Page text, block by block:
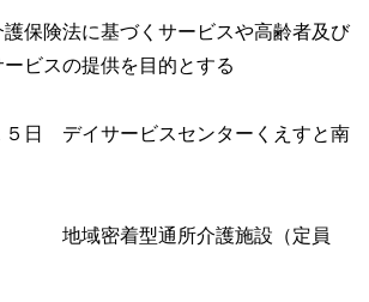
基づくサービスや高齢者及び
サービスの提供を目的とする
５日 デイサービスセンターくえすと南
通所介護施設（定員